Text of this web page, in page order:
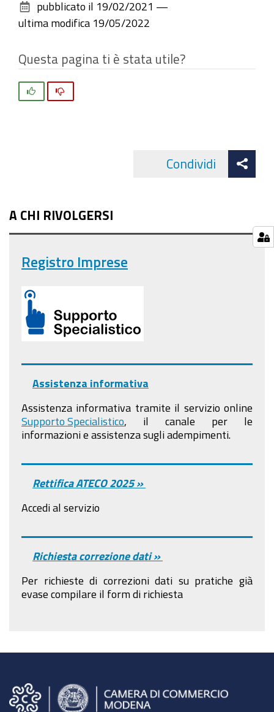
documento
pubblicato il 19/02/2021 —
ultima modifica 19/05/2022
Questa pagina ti è stata utile?
Condividi
A CHI RIVOLGERSI
Registro Imprese
Assistenza informativa
Assistenza informativa tramite il servizio online
Supporto Specialistico , il canale per le
informazioni e assistenza sugli adempimenti.
Rettifica ATECO 2025 »
Accedi al servizio
Richiesta correzione dati »
Per richieste di correzioni dati su pratiche già
evase compilare il form di richiesta